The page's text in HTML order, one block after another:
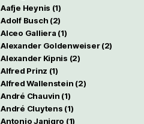
Aafje Heynis (1)
Adolf Busch (2)
Alceo Galliera (1)
Alexander Goldenweiser(2)
Alexander Kipnis (2)
Alfred Prinz (1)
Alfred Wallenstein (2)
André Chauvin (1)
André Cluytens (1)
Antonio Janigro (1)